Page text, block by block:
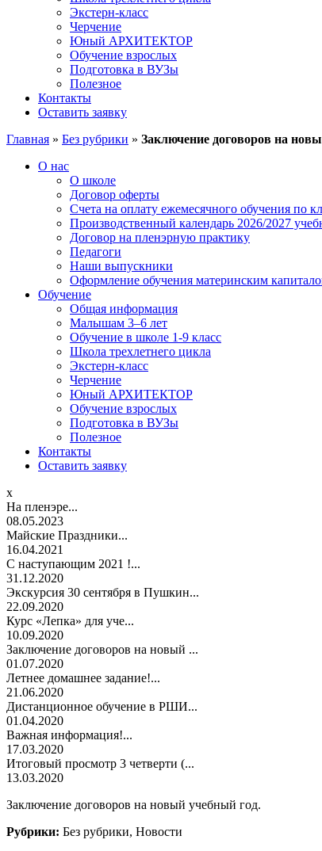
Экстерн-класс
Черчение
Юный АРХИТЕКТОР
Обучение взрослых
Подготовка в ВУЗы
Полезное
Контакты
Оставить заявку
Главная » Без рубрики » Заключение договоров на
О нас
О школе
Договор оферты
Счета на оплату ежемесячного обучения по
Производственный календарь 2026/2027
Договор на пленэрную практику
Педагоги
Наши выпускники
Оформление обучения материнским
Обучение
Общая информация
Малышам 3–6 лет
Обучение в школе 1-9 класс
Школа трехлетнего цикла
Экстерн-класс
Черчение
Юный АРХИТЕКТОР
Обучение взрослых
Подготовка в ВУЗы
Полезное
Контакты
Оставить заявку
x
На пленэре...
08.05.2023
Майские Праздники...
16.04.2021
С наступающим 2021 !...
31.12.2020
Экскурсия 30 сентября в Пушкин...
22.09.2020
Курс «Лепка» для уче...
10.09.2020
Заключение договоров на новый ...
01.07.2020
Летнее домашнее задание!...
21.06.2020
Дистанционное обучение в РШИ...
01.04.2020
Важная информация!...
17.03.2020
Итоговый просмотр 3 четверти (...
13.03.2020
Заключение договоров на новый учебный год.
Рубрики: Без рубрики, Новости